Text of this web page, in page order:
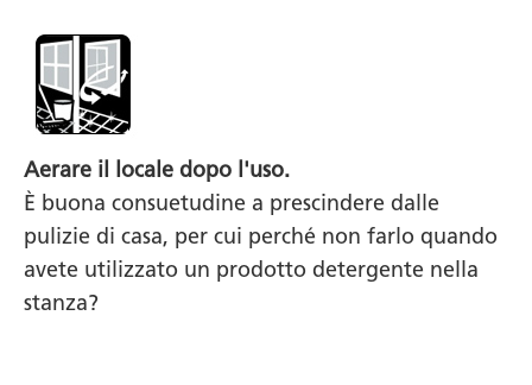
Aerare il locale dopo l'uso.
È buona consuetudine a prescindere dalle
pulizie di casa, per cui perché non farlo quando
avete utilizzato un prodotto detergente nella
stanza?